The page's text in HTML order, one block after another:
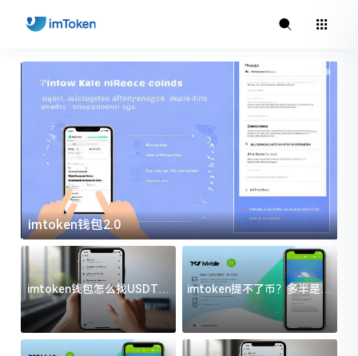
imtoken官方下载
imtoken钱包怎么找USDT地
址？三步搞定不踩坑
imtoken提不了币？多半是这
几件事没处理好